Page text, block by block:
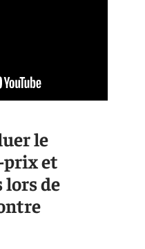
le
et
lors de